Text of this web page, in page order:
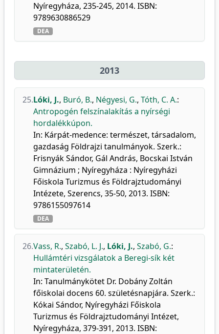
Nyíregyháza, 235-245, 2014. ISBN:
9789630886529
DEA
2013
25.Lóki, J., Buró, B., Négyesi, G., Tóth, C. A.:
Antropogén felszínalakítás a nyírségi
hordalékkúpon.
In: Kárpát-medence: természet, társadalom,
gazdaság Földrajzi tanulmányok. Szerk.:
Frisnyák Sándor, Gál András, Bocskai István
Gimnázium ; Nyíregyháza : Nyíregyházi
Főiskola Turizmus és Földrajztudományi
Intézete, Szerencs, 35-50, 2013. ISBN:
9786155097614
DEA
26.Vass, R., Szabó, L. J., Lóki, J., Szabó, G.:
Hullámtéri vizsgálatok a Beregi-sík két
mintaterületén.
In: Tanulmánykötet Dr. Dobány Zoltán
főiskolai docens 60. születésnapjára. Szerk.:
Kókai Sándor, Nyíregyházi Főiskola
Turizmus és Földrajztudományi Intézet,
Nyíregyháza, 379-391, 2013. ISBN: